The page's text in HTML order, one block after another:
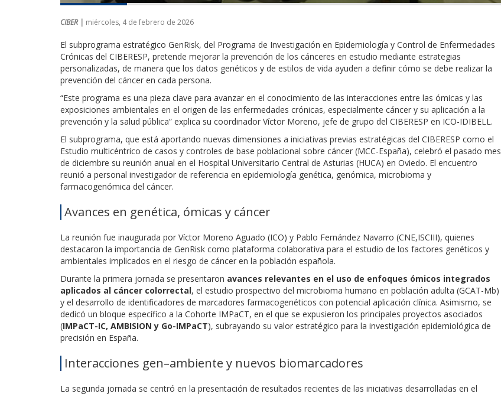
CIBER | miércoles, 4 de febrero de 2026
El subprograma estratégico GenRisk, del Programa de Investigación en Epidemiología y Control de Enfermedades
Crónicas del CIBERESP, pretende mejorar la prevención de los cánceres en estudio mediante estrategias
personalizadas, de manera que los datos genéticos y de estilos de vida ayuden a definir cómo se debe realizar la
prevención del cáncer en cada persona.
“Este programa es una pieza clave para avanzar en el conocimiento de las interacciones entre las ómicas y las
exposiciones ambientales en el origen de las enfermedades crónicas, especialmente cáncer y su aplicación a la
prevención y la salud pública” explica su coordinador Víctor Moreno, jefe de grupo del CIBERESP en ICO-IDIBELL.
El subprograma, que está aportando nuevas dimensiones a iniciativas previas estratégicas del CIBERESP como el
Estudio multicéntrico de casos y controles de base poblacional sobre cáncer (MCC-España), celebró el pasado mes
de diciembre su reunión anual en el Hospital Universitario Central de Asturias (HUCA) en Oviedo. El encuentro
reunió a personal investigador de referencia en epidemiología genética, genómica, microbioma y
farmacogenómica del cáncer.
Avances en genética, ómicas y cáncer
La reunión fue inaugurada por Víctor Moreno Aguado (ICO) y Pablo Fernández Navarro (CNE,ISCIII), quienes
destacaron la importancia de GenRisk como plataforma colaborativa para el estudio de los factores genéticos y
ambientales implicados en el riesgo de cáncer en la población española.
Durante la primera jornada se presentaron avances relevantes en el uso de enfoques ómicos integrados
aplicados al cáncer colorrectal, el estudio prospectivo del microbioma humano en población adulta (GCAT-Mb)
y el desarrollo de identificadores de marcadores farmacogenéticos con potencial aplicación clínica. Asimismo, se
dedicó un bloque específico a la Cohorte IMPaCT, en el que se expusieron los principales proyectos asociados
(IMPaCT-IC, AMBISION y Go-IMPaCT), subrayando su valor estratégico para la investigación epidemiológica de
precisión en España.
Interacciones gen–ambiente y nuevos biomarcadores
La segunda jornada se centró en la presentación de resultados recientes de las iniciativas desarrolladas en el